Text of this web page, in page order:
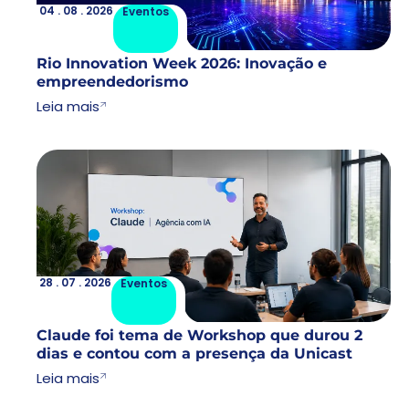
04 . 08 . 2026 Eventos
04 . 08 . 2026 Lorem
Rio Innovation Week 2026: Inovação e
empreendedorismo
Leia mais
28 . 07 . 2026 Eventos
28 . 07 . 2026 Lorem
Claude foi tema de Workshop que durou 2
dias e contou com a presença da Unicast
Leia mais